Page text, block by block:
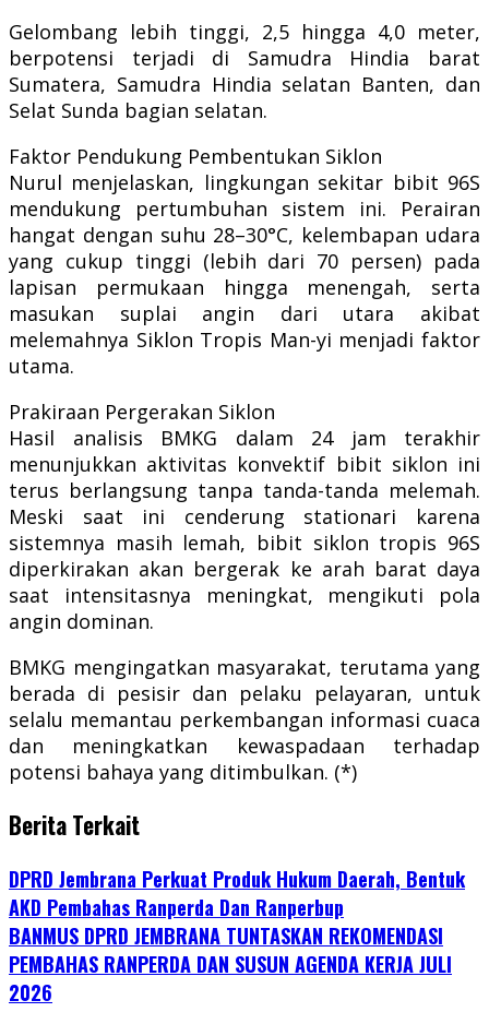
Gelombang lebih tinggi, 2,5 hingga 4,0 meter,
berpotensi terjadi di Samudra Hindia barat
Sumatera, Samudra Hindia selatan Banten, dan
Selat Sunda bagian selatan.
Faktor Pendukung Pembentukan Siklon
Nurul menjelaskan, lingkungan sekitar bibit 96S
mendukung pertumbuhan sistem ini. Perairan
hangat dengan suhu 28–30°C, kelembapan udara
yang cukup tinggi (lebih dari 70 persen) pada
lapisan permukaan hingga menengah, serta
masukan suplai angin dari utara akibat
melemahnya Siklon Tropis Man-yi menjadi faktor
utama.
Prakiraan Pergerakan Siklon
Hasil analisis BMKG dalam 24 jam terakhir
menunjukkan aktivitas konvektif bibit siklon ini
terus berlangsung tanpa tanda-tanda melemah.
Meski saat ini cenderung stationari karena
sistemnya masih lemah, bibit siklon tropis 96S
diperkirakan akan bergerak ke arah barat daya
saat intensitasnya meningkat, mengikuti pola
angin dominan.
BMKG mengingatkan masyarakat, terutama yang
berada di pesisir dan pelaku pelayaran, untuk
selalu memantau perkembangan informasi cuaca
dan meningkatkan kewaspadaan terhadap
potensi bahaya yang ditimbulkan. (*)
Berita Terkait
DPRD Jembrana Perkuat Produk Hukum Daerah, Bentuk
AKD Pembahas Ranperda Dan Ranperbup
BANMUS DPRD JEMBRANA TUNTASKAN REKOMENDASI
PEMBAHAS RANPERDA DAN SUSUN AGENDA KERJA JULI
2026